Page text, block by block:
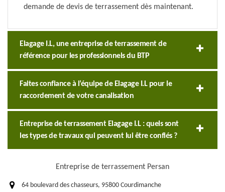
demande de devis de terrassement dès maintenant.
Elagage I.L, une entreprise de terrassement de
référence pour les professionnels du BTP
Faites confiance à l’équipe de Elagage I.L pour le
raccordement de votre canalisation
Entreprise de terrassement Elagage I.L : quels sont
les types de travaux qui peuvent lui être confiés ?
Entreprise de terrassement Persan
64 boulevard des chasseurs, 95800 Courdimanche